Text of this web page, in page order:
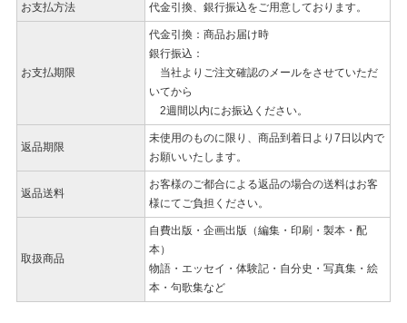
お支払方法 代金引換、銀行振込をご用意しております。
お支払期限
代金引換：商品お届け時
銀行振込：
当社よりご注文確認のメールをさせていただ
いてから
2週間以内にお振込ください。
返品期限
未使用のものに限り、商品到着日より7日以内で
お願いいたします。
返品送料
お客様のご都合による返品の場合の送料はお客
様にてご負担ください。
取扱商品
自費出版・企画出版（編集・印刷・製本・配
本）
物語・エッセイ・体験記・自分史・写真集・絵
本・句歌集など